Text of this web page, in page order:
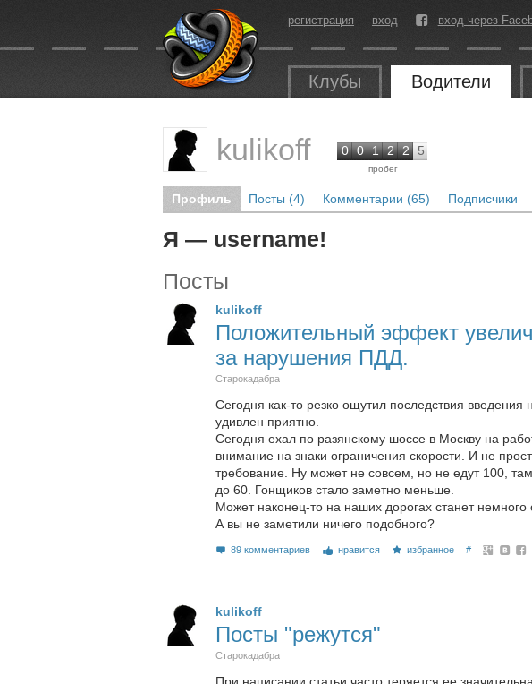
регистрация вход вход через
Клубы Водители
kulikoff 0 0 1 2 2 5
пробег
Профиль Посты (4) Комментарии (65) Подписчики
Я — username!
Посты
kulikoff
Положительный эффект
за нарушения ПДД.
Старокадабра
Сегодня как-то резко ощутил последствия
удивлен приятно.
Сегодня ехал по разянскому шоссе в Москву на
внимание на знаки ограничения скорости. И не
требование. Ну может не совсем, но не едут 100,
до 60. Гонщиков стало заметно меньше.
Может наконец-то на наших дорогах станет немного
А вы не заметили ничего подобного?
89 комментариев нравится избранное #
kulikoff
Посты "режутся"
Старокадабра